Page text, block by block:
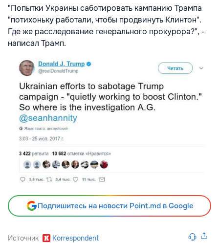
"Попытки Украины саботировать кампанию Трампа
"потихоньку работали, чтобы продвинуть Клинтон".
Где же расследование генерального прокурора?", -
написал Трамп.
Подпишитесь на новости Point.md в Google
Источник Korrespondent